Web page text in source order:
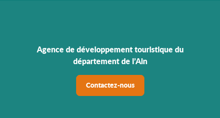
Agence de développement touristique du
département de l’Ain
Contactez-nous